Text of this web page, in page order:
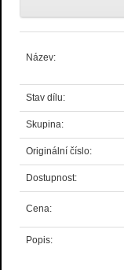
Název:
Stav dílu:
Skupina:
Originální číslo:
Dostupnost:
Cena:
Popis: